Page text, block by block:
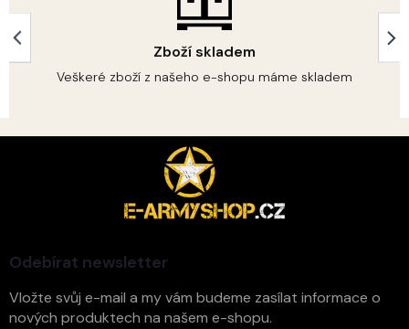
v
y
v
s
u
Zboží skladem
Veškeré zboží z našeho e-shopu máme skladem
Odebírat newsletter
Vložte svůj e-mail a my vám budeme zasílat informace o
nových produktech na našem e-shopu.